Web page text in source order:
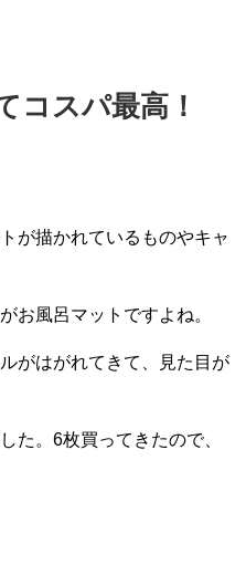
コスパ最高！
が描かれているものやキャ
お風呂マットですよね。
がはがれてきて、見た目が
た。6枚買ってきたので、